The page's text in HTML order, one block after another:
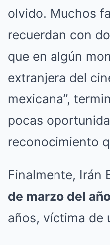
olvido. Muchos
recuerdan con
que en algún
extranjera del
mexicana”,
pocas
reconocimiento
Finalmente, Irán
de marzo del
años, víctima de